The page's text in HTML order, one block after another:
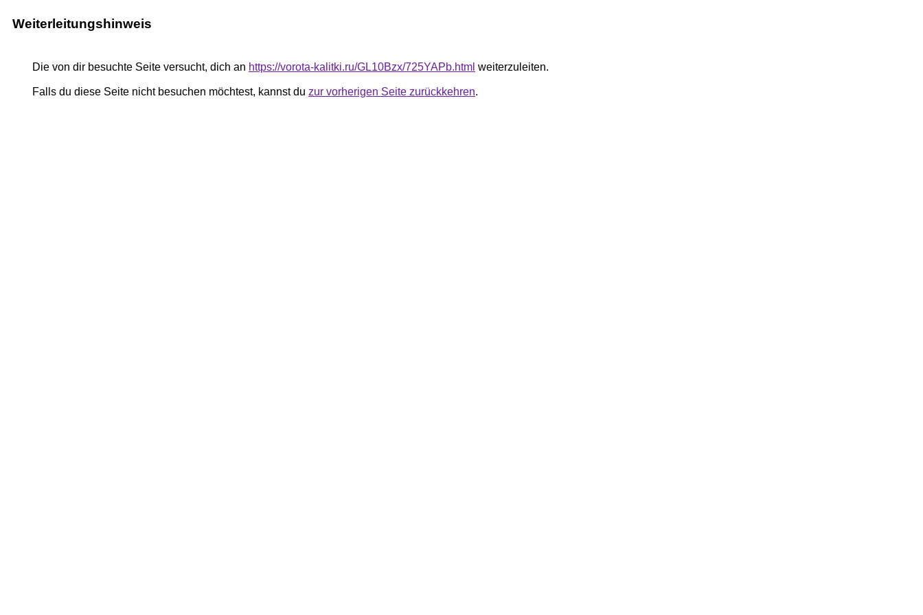
Weiterleitungshinweis
Die von dir besuchte Seite versucht, dich an https://vorota-kalitki.ru/GL10Bzx/725YAPb.html weiterzuleiten.
Falls du diese Seite nicht besuchen möchtest, kannst du zur vorherigen Seite zurückkehren.